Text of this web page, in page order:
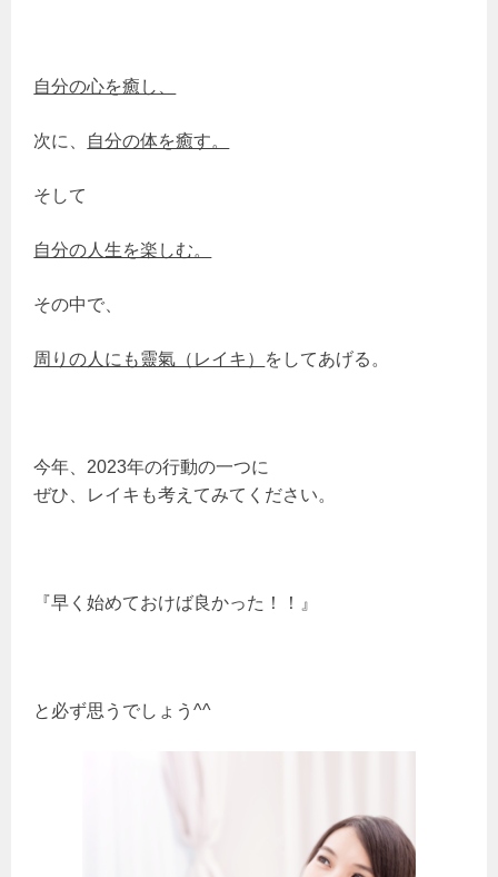
自分の心を癒し、
次に、 自分の体を癒す。
そして
自分の人生を楽しむ。
その中で、
周りの人にも靈氣（レイキ） をしてあげる。
今年、2023年の行動の一つに
ぜひ、レイキも考えてみてください。
『早く始めておけば良かった！！』
と必ず思うでしょう^^